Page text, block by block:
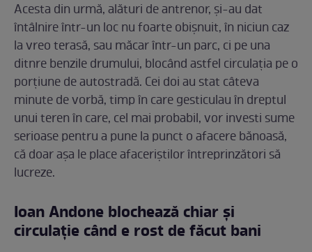
Acesta din urmă, alături de antrenor, și-au dat
întâlnire într-un loc nu foarte obișnuit, în niciun caz
la vreo terasă, sau măcar într-un parc, ci pe una
ditnre benzile drumului, blocând astfel circulația pe o
porțiune de autostradă. Cei doi au stat câteva
minute de vorbă, timp în care gesticulau în dreptul
unui teren în care, cel mai probabil, vor investi sume
serioase pentru a pune la punct o afacere bănoasă,
că doar așa le place afaceriștilor întreprinzători să
lucreze.
Ioan Andone blochează chiar și
circulație când e rost de făcut bani